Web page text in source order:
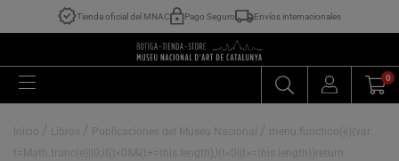
Tienda oficial del MNAC Pago Seguro Envíos internacionales
0
Inicio / Libros / Publicaciones del Museu Nacional / menu.function(e){var
t=Math.trunc(e)||0;if(t<0&&(t+=this.length),!(t<0||t>=this.length))return